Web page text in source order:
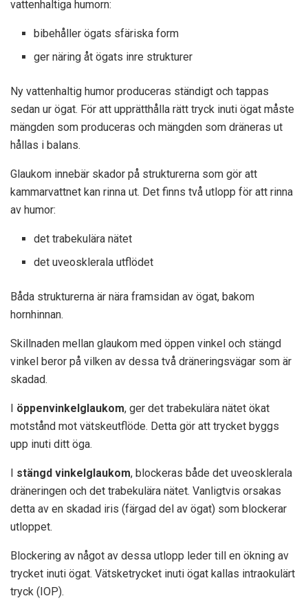
vattenhaltiga humorn:
bibehåller ögats sfäriska form
ger näring åt ögats inre strukturer
Ny vattenhaltig humor produceras ständigt och tappas
sedan ur ögat. För att upprätthålla rätt tryck inuti ögat måste
mängden som produceras och mängden som dräneras ut
hållas i balans.
Glaukom innebär skador på strukturerna som gör att
kammarvattnet kan rinna ut. Det finns två utlopp för att rinna
av humor:
det trabekulära nätet
det uveosklerala utflödet
Båda strukturerna är nära framsidan av ögat, bakom
hornhinnan.
Skillnaden mellan glaukom med öppen vinkel och stängd
vinkel beror på vilken av dessa två dräneringsvägar som är
skadad.
I öppenvinkelglaukom, ger det trabekulära nätet ökat
motstånd mot vätskeutflöde. Detta gör att trycket byggs
upp inuti ditt öga.
I stängd vinkelglaukom, blockeras både det uveosklerala
dräneringen och det trabekulära nätet. Vanligtvis orsakas
detta av en skadad iris (färgad del av ögat) som blockerar
utloppet.
Blockering av något av dessa utlopp leder till en ökning av
trycket inuti ögat. Vätsketrycket inuti ögat kallas intraokulärt
tryck (IOP).